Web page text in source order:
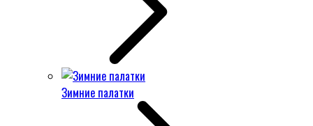
Зимние палатки